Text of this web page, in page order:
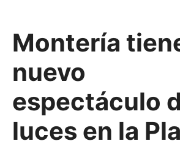
Montería
nuevo
espectáculo
luces en la